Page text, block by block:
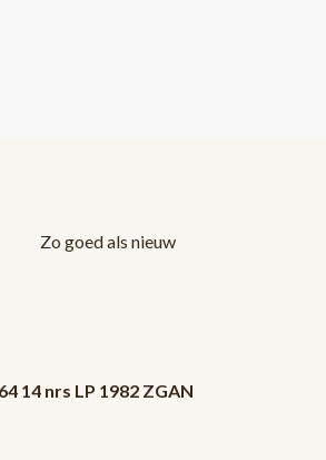
Zo goed als nieuw
14 nrs LP 1982 ZGAN